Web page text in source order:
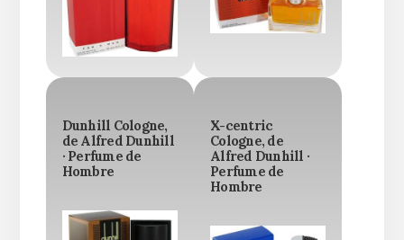
Dunhill Cologne,
de Alfred Dunhill
· Perfume de
Hombre
X-centric
Cologne, de
Alfred Dunhill ·
Perfume de
Hombre